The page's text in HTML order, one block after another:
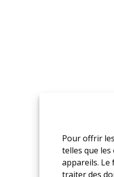
Pour offrir
telles que
appareils. Le
traiter des